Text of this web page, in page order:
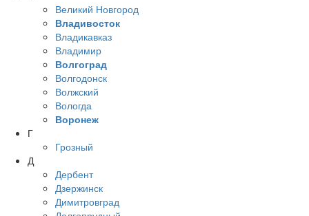
Великий Новгород
Владивосток
Владикавказ
Владимир
Волгоград
Волгодонск
Волжский
Вологда
Воронеж
Г
Грозный
Д
Дербент
Дзержинск
Димитровград